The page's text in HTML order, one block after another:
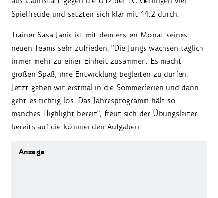
Spielfreude und setzten sich klar mit 14:2 durch.
Trainer Sasa Janic ist mit dem ersten Monat seines
neuen Teams sehr zufrieden. "Die Jungs wachsen täglich
immer mehr zu einer Einheit zusammen. Es macht
großen Spaß, ihre Entwicklung begleiten zu dürfen.
Jetzt gehen wir erstmal in die Sommerferien und dann
geht es richtig los. Das Jahresprogramm hält so
manches Highlight bereit", freut sich der Übungsleiter
bereits auf die kommenden Aufgaben.